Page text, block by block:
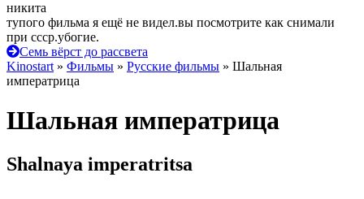
никита
тупого фильма я ещё не видел.вы посмотрите как снимали
при ссср.убогие.
Семь вёрст до рассвета
Kinostart » Фильмы » Русские фильмы » Шальная
императрица
Шальная императрица
Shalnaya imperatritsa